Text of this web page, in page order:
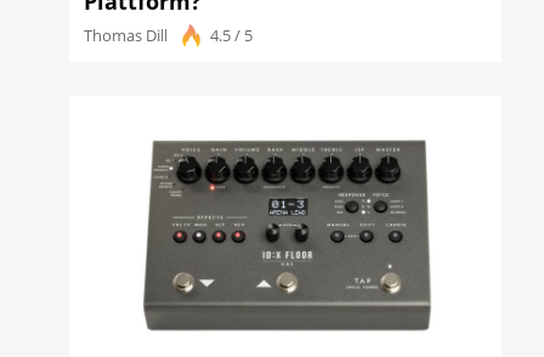
Thomas Dill 4.5 / 5